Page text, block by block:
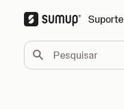
Suporte
Pesquisar